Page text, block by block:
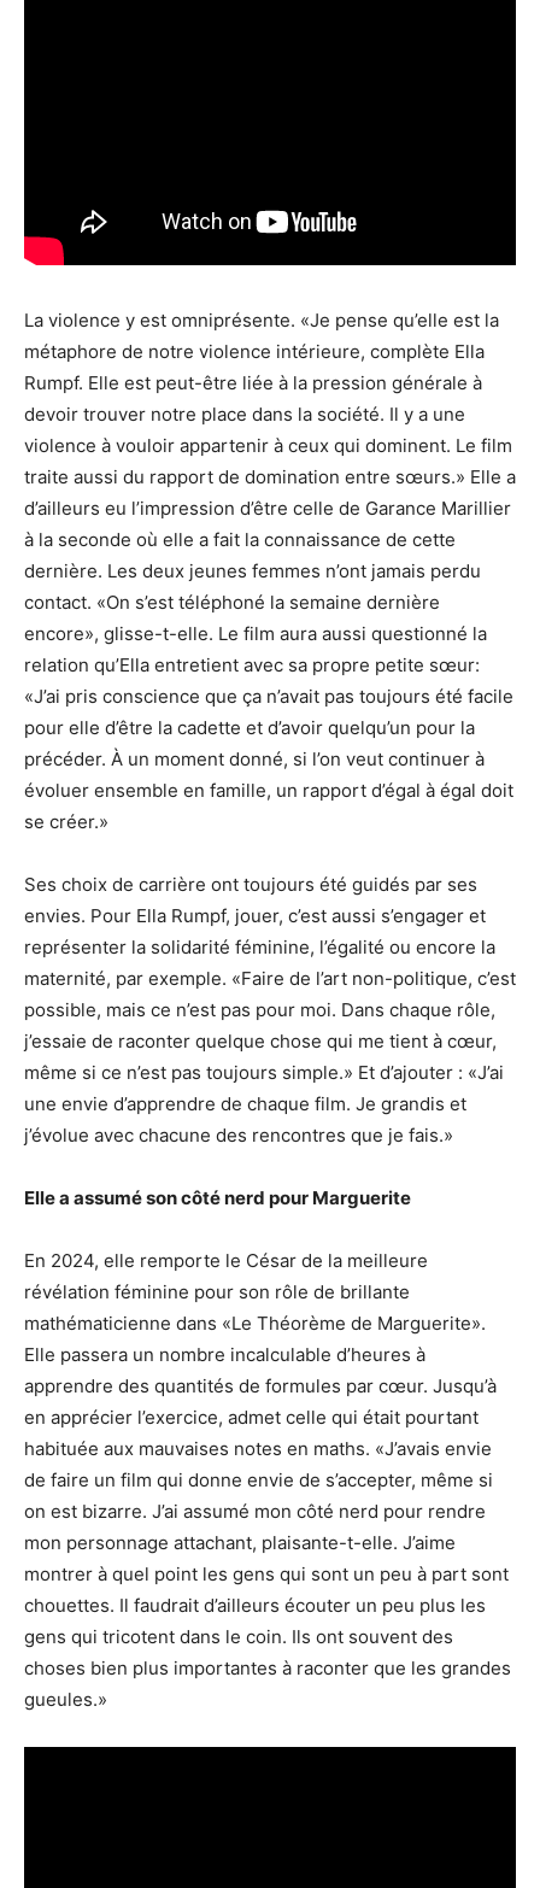
La violence y est omniprésente. «Je pense qu’elle est la
métaphore de notre violence intérieure, complète Ella
Rumpf. Elle est peut-être liée à la pression générale à
devoir trouver notre place dans la société. Il y a une
violence à vouloir appartenir à ceux qui dominent. Le film
traite aussi du rapport de domination entre sœurs.» Elle a
d’ailleurs eu l’impression d’être celle de Garance Marillier
à la seconde où elle a fait la connaissance de cette
dernière. Les deux jeunes femmes n’ont jamais perdu
contact. «On s’est téléphoné la semaine dernière
encore», glisse-t-elle. Le film aura aussi questionné la
relation qu’Ella entretient avec sa propre petite sœur:
«J’ai pris conscience que ça n’avait pas toujours été facile
pour elle d’être la cadette et d’avoir quelqu’un pour la
précéder. À un moment donné, si l’on veut continuer à
évoluer ensemble en famille, un rapport d’égal à égal doit
se créer.»
Ses choix de carrière ont toujours été guidés par ses
envies. Pour Ella Rumpf, jouer, c’est aussi s’engager et
représenter la solidarité féminine, l’égalité ou encore la
maternité, par exemple. «Faire de l’art non-politique, c’est
possible, mais ce n’est pas pour moi. Dans chaque rôle,
j’essaie de raconter quelque chose qui me tient à cœur,
même si ce n’est pas toujours simple.» Et d’ajouter : «J’ai
une envie d’apprendre de chaque film. Je grandis et
j’évolue avec chacune des rencontres que je fais.»
Elle a assumé son côté nerd pour Marguerite
En 2024, elle remporte le César de la meilleure
révélation féminine pour son rôle de brillante
mathématicienne dans «Le Théorème de Marguerite».
Elle passera un nombre incalculable d’heures à
apprendre des quantités de formules par cœur. Jusqu’à
en apprécier l’exercice, admet celle qui était pourtant
habituée aux mauvaises notes en maths. «J’avais envie
de faire un film qui donne envie de s’accepter, même si
on est bizarre. J’ai assumé mon côté nerd pour rendre
mon personnage attachant, plaisante-t-elle. J’aime
montrer à quel point les gens qui sont un peu à part sont
chouettes. Il faudrait d’ailleurs écouter un peu plus les
gens qui tricotent dans le coin. Ils ont souvent des
choses bien plus importantes à raconter que les grandes
gueules.»